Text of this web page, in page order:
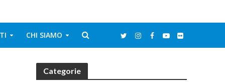
CHI SIAMO
Categorie